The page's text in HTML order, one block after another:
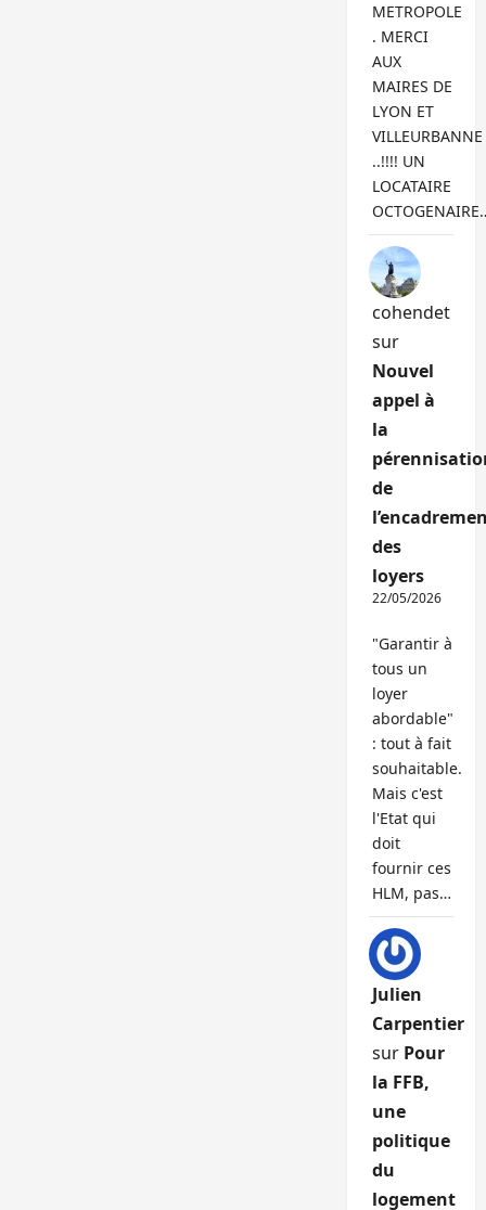
METROPOLE
. MERCI
AUX
MAIRES DE
LYON ET
VILLEURBANNE
..!!!! UN
LOCATAIRE
cohendet
sur
Nouvel
appel à
la
de
des
loyers
22/05/2026
"Garantir à
tous un
loyer
abordable"
: tout à fait
souhaitable.
Mais c'est
l'Etat qui
doit
fournir ces
HLM, pas…
Julien
Carpentier
sur Pour
la FFB,
une
politique
du
logement